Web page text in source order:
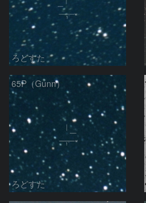
ろどすた
65P（Gunn）
ろどすた